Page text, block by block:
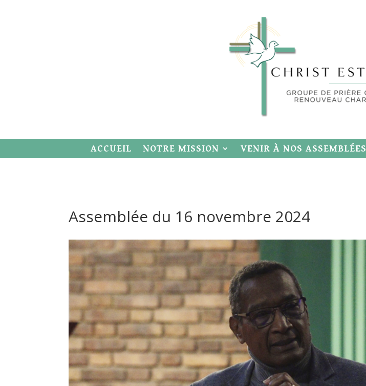
ACCUEIL NOTRE MISSION VENIR À NOS ASSEMBLÉES
Assemblée du 16 novembre 2024